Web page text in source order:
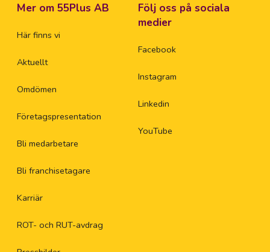
Mer om 55Plus AB
Här finns vi
Aktuellt
Omdömen
Företagspresentation
Bli medarbetare
Bli franchisetagare
Karriär
ROT- och RUT-avdrag
Följ oss på sociala
medier
Facebook
Instagram
Linkedin
YouTube